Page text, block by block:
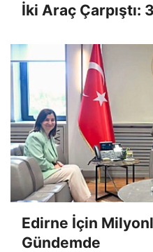
İki Araç Çarpıştı:
Edirne İçin
Gündemde